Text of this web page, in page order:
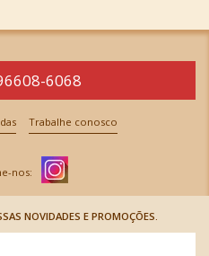
6068
Trabalhe conosco
NOVIDADES E PROMOÇÕES.